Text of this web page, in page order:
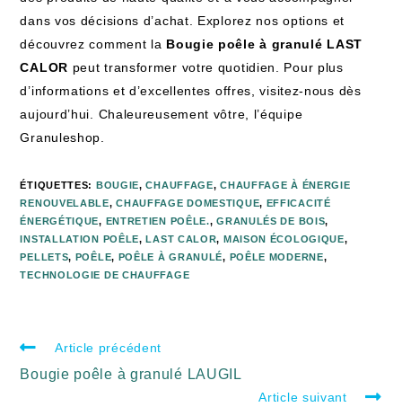
dans vos décisions d’achat. Explorez nos options et
découvrez comment la Bougie poêle à granulé LAST
CALOR peut transformer votre quotidien. Pour plus
d’informations et d’excellentes offres, visitez-nous dès
aujourd’hui. Chaleureusement vôtre, l’équipe
Granuleshop.
ÉTIQUETTES: BOUGIE, CHAUFFAGE, CHAUFFAGE À ÉNERGIE
RENOUVELABLE, CHAUFFAGE DOMESTIQUE, EFFICACITÉ
ÉNERGÉTIQUE, ENTRETIEN POÊLE., GRANULÉS DE BOIS,
INSTALLATION POÊLE, LAST CALOR, MAISON ÉCOLOGIQUE,
PELLETS, POÊLE, POÊLE À GRANULÉ, POÊLE MODERNE,
TECHNOLOGIE DE CHAUFFAGE
Article précédent
Bougie poêle à granulé LAUGIL
Article suivant